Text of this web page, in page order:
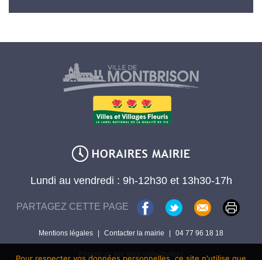
Lundi au vendredi : 9h-12h30 et 13h30-17h
PARTAGEZ CETTE PAGE
Mentions légales | Contacter la mairie | 04 77 96 18 18
Encore un site Web collectivités !